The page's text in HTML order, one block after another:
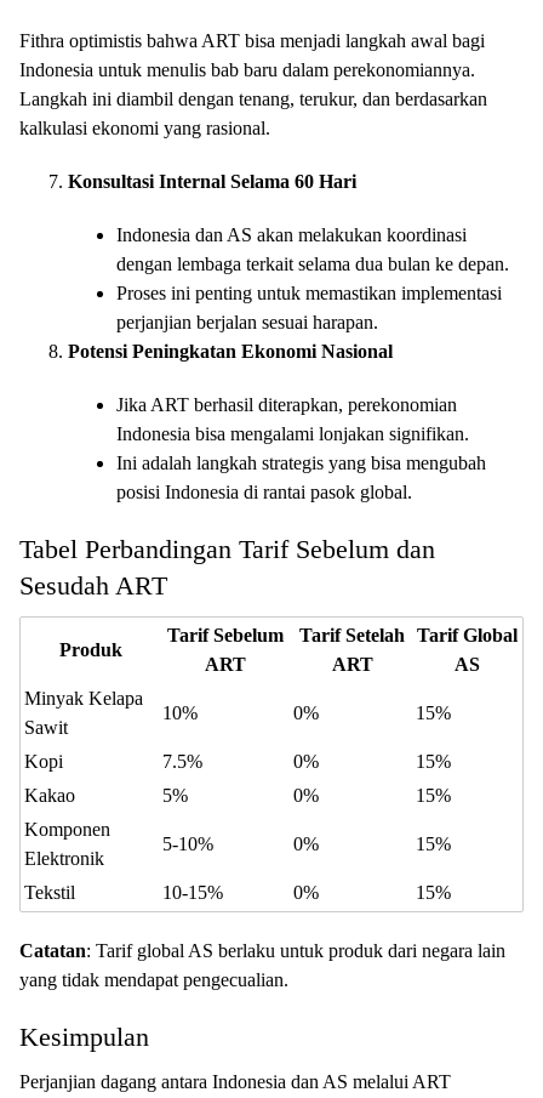
Fithra optimistis bahwa ART bisa menjadi langkah awal bagi
Indonesia untuk menulis bab baru dalam perekonomiannya.
Langkah ini diambil dengan tenang, terukur, dan berdasarkan
kalkulasi ekonomi yang rasional.
Konsultasi Internal Selama 60 Hari
Indonesia dan AS akan melakukan koordinasi
dengan lembaga terkait selama dua bulan ke depan.
Proses ini penting untuk memastikan implementasi
perjanjian berjalan sesuai harapan.
Potensi Peningkatan Ekonomi Nasional
Jika ART berhasil diterapkan, perekonomian
Indonesia bisa mengalami lonjakan signifikan.
Ini adalah langkah strategis yang bisa mengubah
posisi Indonesia di rantai pasok global.
Tabel Perbandingan Tarif Sebelum dan
Sesudah ART
Produk
Tarif Sebelum
ART
Tarif Setelah
ART
Tarif Global
AS
Minyak Kelapa
Sawit
10% 0% 15%
Kopi 7.5% 0%
15%
Kakao
5% 0%
15%
Komponen
Elektronik
5-10% 0% 15%
Tekstil 10-15% 0% 15%
Catatan: Tarif global AS berlaku untuk produk dari negara lain
yang tidak mendapat pengecualian.
Kesimpulan
Perjanjian dagang antara Indonesia dan AS melalui ART